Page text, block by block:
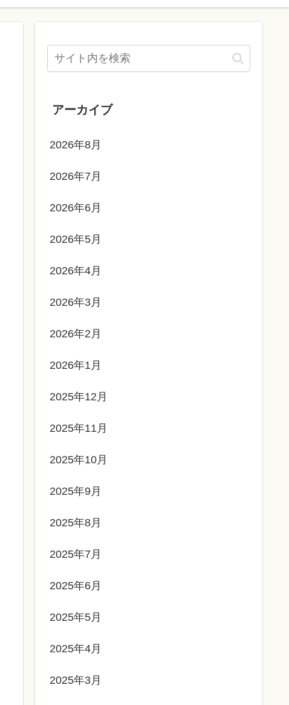
アーカイブ
2026年8月
2026年7月
2026年6月
2026年5月
2026年4月
2026年3月
2026年2月
2026年1月
2025年12月
2025年11月
2025年10月
2025年9月
2025年8月
2025年7月
2025年6月
2025年5月
2025年4月
2025年3月